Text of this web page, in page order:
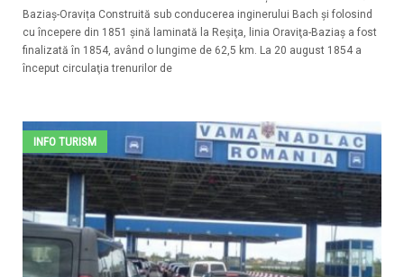
Baziaș-Oravița Construită sub conducerea inginerului Bach şi folosind
cu începere din 1851 şină laminată la Reşiţa, linia Oraviţa-Baziaş a fost
finalizată în 1854, având o lungime de 62,5 km. La 20 august 1854 a
început circulaţia trenurilor de
INFO TURISM